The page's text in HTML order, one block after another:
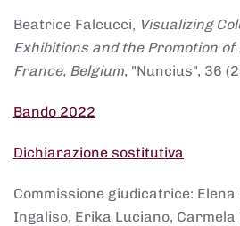
Beatrice Falcucci, Visualizing
Exhibitions and the Promotion
France, Belgium, "Nuncius", 36
Bando 2022
Dichiarazione sostitutiva
Commissione giudicatrice: Elena
Ingaliso, Erika Luciano,